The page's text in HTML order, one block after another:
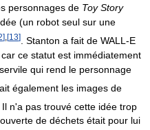
personnages de Toy Story
(un robot seul sur une
] [13]
. Stanton a fait de WALL-E
ce statut est immédiatement
qui rend le personnage
également les images de
. Il n'a pas trouvé cette idée trop
de déchets était pour lui